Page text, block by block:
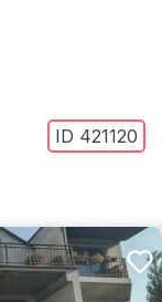
ID 421120